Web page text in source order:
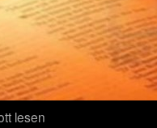
lesen